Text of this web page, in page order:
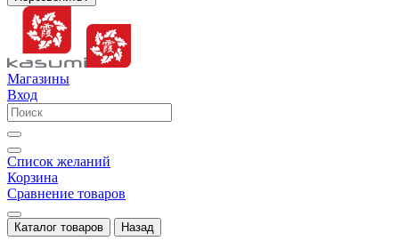
Магазины
Вход
Список желаний
Корзина
Сравнение товаров
Каталог товаров Назад